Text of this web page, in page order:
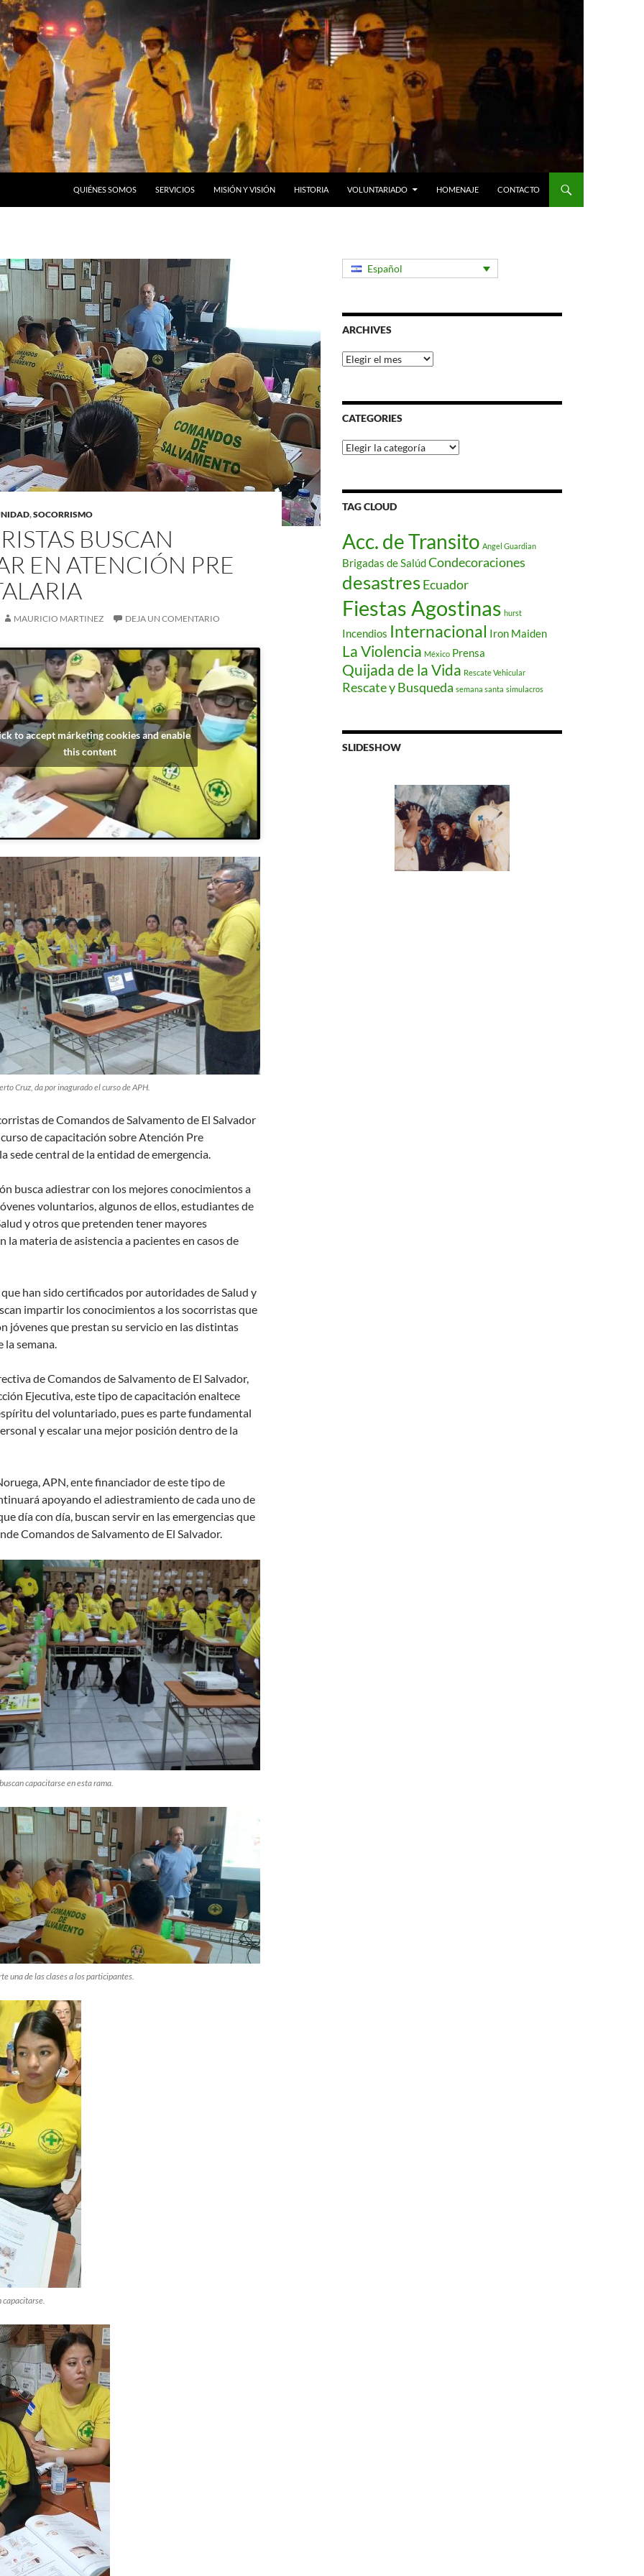
QUIÉNES SOMOS SERVICIOS MISIÓN Y VISIÓN HISTORIA VOLUNTARIADO HOMENAJE CONTACTO
,SOCORRISMO
BUSCAN
EN ATENCIÓN PRE
MAURICIO MARTINEZ DEJA UN COMENTARIO
to accept márketing cookies and enable
this content
Cruz, da por inagurado el curso de APH.
de Comandos de Salvamento de El Salvador
de capacitación sobre Atención Pre
sede central de la entidad de emergencia.
busca adiestrar con los mejores conocimientos a
voluntarios, algunos de ellos, estudiantes de
y otros que pretenden tener mayores
la materia de asistencia a pacientes en casos de
han sido certificados por autoridades de Salud y
impartir los conocimientos a los socorristas que
jóvenes que prestan su servicio en las distintas
la semana.
de Comandos de Salvamento de El Salvador,
Ejecutiva, este tipo de capacitación enaltece
del voluntariado, pues es parte fundamental
y escalar una mejor posición dentro de la
APN, ente financiador de este tipo de
apoyando el adiestramiento de cada uno de
día con día, buscan servir en las emergencias que
Comandos de Salvamento de El Salvador.
capacitarse en esta rama.
una de las clases a los participantes.
capacitarse.
Español
ARCHIVES
Archives
CATEGORIES
Categories
TAG CLOUD
Acc. de Transito Angel Guardian
Brigadas de SalúdCondecoraciones
desastresEcuador
Fiestas Agostinas hurst
Incendios Internacional Iron Maiden
La Violencia México Prensa
Quijada de la Vida Rescate Vehicular
Rescate y Busqueda semana santa simulacros
SLIDESHOW